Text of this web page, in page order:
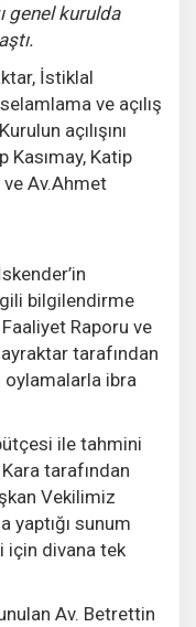
genel kurulda
İstiklal
ve açılış
açılışını
Kasımay, Katip
Av.Ahmet
bilgilendirme
Faaliyet Raporu ve
tarafından
oylamalarla ibra
ile tahmini
tarafından
Vekilimiz
yaptığı sunum
için divana tek
Av. Betrettin